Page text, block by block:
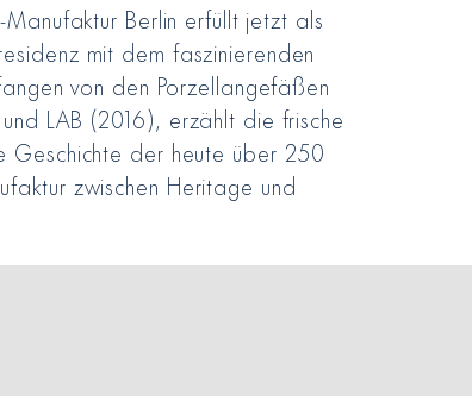
Berlin erfüllt jetzt als
mit dem faszinierenden
von den Porzellangefäßen
LAB (2016), erzählt die frische
Geschichte der heute über 250
zwischen Heritage und